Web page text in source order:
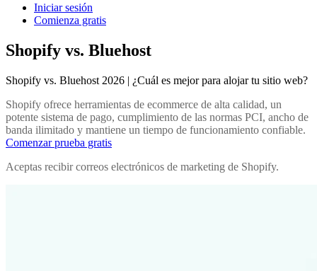
Iniciar sesión
Comienza gratis
Shopify vs. Bluehost
Shopify vs. Bluehost 2026 | ¿Cuál es mejor para alojar tu sitio web?
Shopify ofrece herramientas de ecommerce de alta calidad, un
potente sistema de pago, cumplimiento de las normas PCI, ancho de
banda ilimitado y mantiene un tiempo de funcionamiento confiable.
Comenzar prueba gratis
Aceptas recibir correos electrónicos de marketing de Shopify.